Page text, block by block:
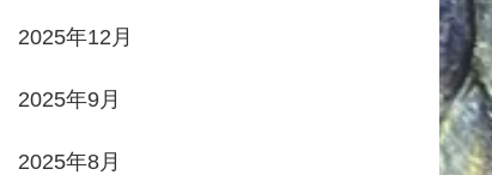
2025年12月
2025年9月
2025年8月